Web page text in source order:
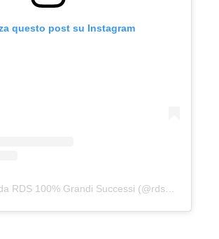
questo post su Instagram